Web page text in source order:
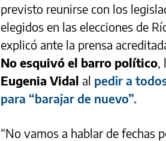
previsto reunirse con los
elegidos en las elecciones de
explicó ante la prensa
No esquivó el barro político,
Eugenia Vidal al pedir a
para “barajar de nuevo”.
“No vamos a hablar de fechas